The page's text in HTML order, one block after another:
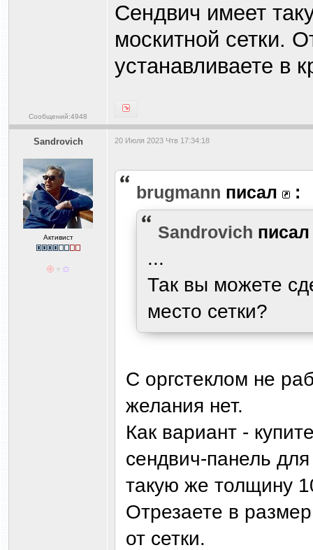
Сообщений:4948
Сендвич имеет
москитной сетки.
устанавливаете в
Sandrovich
Активист
20 Июля 2023 Чтв 17:34:18
brugmann писал :
Sandrovich
...
Так вы можете
место сетки?
С оргстеклом не
желания нет.
Как вариант -
сендвич-панель
такую же толщину
Отрезаете в
от сетки.